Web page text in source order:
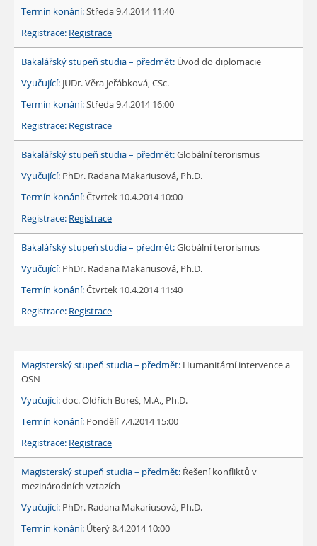
Středa 9.4.2014 11:40
Registrace
Úvod do diplomacie
JUDr. Věra Jeřábková, CSc.
Středa 9.4.2014 16:00
Registrace
Globální terorismus
PhDr. Radana Makariusová, Ph.D.
Čtvrtek 10.4.2014 10:00
Registrace
Globální terorismus
PhDr. Radana Makariusová, Ph.D.
Čtvrtek 10.4.2014 11:40
Registrace
Humanitární intervence a
OSN
doc. Oldřich Bureš, M.A., Ph.D.
Pondělí 7.4.2014 15:00
Registrace
Řešení konfliktů v
mezinárodních vztazích
PhDr. Radana Makariusová, Ph.D.
Úterý 8.4.2014 10:00